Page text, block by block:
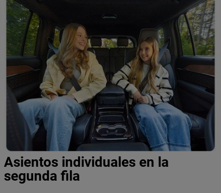
Asientos individuales en la
segunda fila